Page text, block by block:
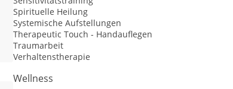
Spirituelle Heilung
Systemische Aufstellungen
Therapeutic Touch - Handauflegen
Traumarbeit
Verhaltenstherapie
Wellness